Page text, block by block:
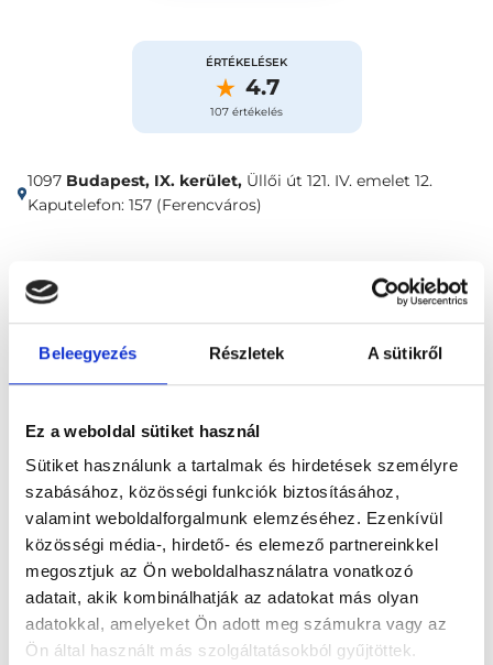
Beleegyezés Részletek A sütikről
Ez a weboldal sütiket használ
Sütiket használunk a tartalmak és hirdetések személyre
szabásához, közösségi funkciók biztosításához,
valamint weboldalforgalmunk elemzéséhez. Ezenkívül
közösségi média-, hirdető- és elemező partnereinkkel
megosztjuk az Ön weboldalhasználatra vonatkozó
adatait, akik kombinálhatják az adatokat más olyan
adatokkal, amelyeket Ön adott meg számukra vagy az
Ön által használt más szolgáltatásokból gyűjtöttek.
ÉRTÉKELÉSEK
4.7
107 értékelés
1097 Budapest, IX. kerület, Üllői út 121. IV. emelet 12.
Kaputelefon: 157 (Ferencváros)
Vélemények
Foglalj időpontot
Nőgyógyászat
Főoldal Klinikák
Nőgyógyász, Budapest, IX. kerület